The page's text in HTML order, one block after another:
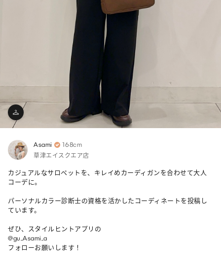
Asami 168cm
草津エイスクエア店
カジュアルなサロペットを、キレイめカーディガンを合わせて大人
コーデに。
パーソナルカラー診断士の資格を活かしたコーディネートを投稿し
ています。
ぜひ、スタイルヒントアプリの
@gu_Asami_a
フォローお願いします！